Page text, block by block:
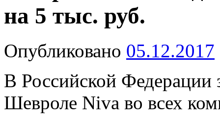
на 5 тыс. руб.
Опубликовано 05.12.2017
В Российской
Шевроле Niva во всех